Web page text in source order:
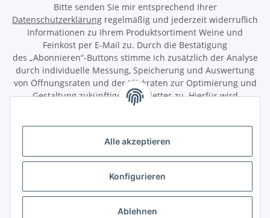
Alle akzeptieren
Konfigurieren
Ablehnen
Bitte senden Sie mir entsprechend Ihrer
Datenschutzerklärung regelmäßig und jederzeit widerruflich
Informationen zu Ihrem Produktsortiment Weine und
Feinkost per E-Mail zu. Durch die Bestätigung
des „Abonnieren“-Buttons stimme ich zusätzlich der Analyse
durch individuelle Messung, Speicherung und Auswertung
von Öffnungsraten und der Klickraten zur Optimierung und
Gestaltung zukünftiger Newsletter zu. Hierfür wird
das Nutzungsverhalten in pseudonymisierter Form
Wirkung für die Zukunft über den Link in unserem Newsletter
abbestellen / widerrufen.